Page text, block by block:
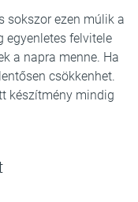
sokszor ezen múlik a
egyenletes felvitele
a napra menne. Ha
csökkenhet.
készítmény mindig